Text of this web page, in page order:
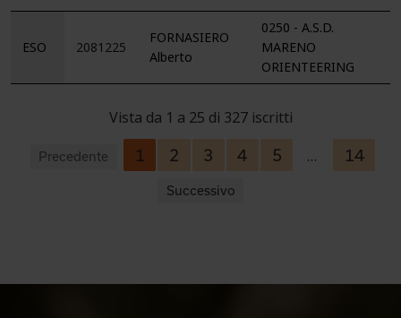
ESO 2081225
FORNASIERO
Alberto
0250 - A.S.D.
MARENO
ORIENTEERING
Vista da 1 a 25 di 327 iscritti
Precedente 1 2 3 4 5 … 14
Successivo